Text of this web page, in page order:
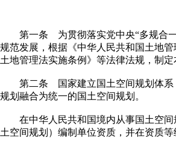
第一条 为贯彻落实党中央“多规合一
规范发展，根据《中华人民共和国土地
土地管理法实施条例》等法律法规，制定
第二条 国家建立国土空间规划体系
规划融合为统一的国土空间规划。
在中华人民共和国境内从事国土空间
土空间规划）编制单位资质，并在资质